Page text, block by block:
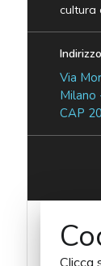
cultura
Indirizzo
Via
Milano
CAP
Clicca